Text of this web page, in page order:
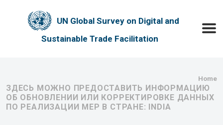
UN Global Survey on Digital and
Sustainable Trade Facilitation
Home
ЗДЕСЬ МОЖНО ПРЕДОСТАВИТЬ ИНФОРМАЦИЮ
ОБ ОБНОВЛЕНИИ ИЛИ КОРРЕКТИРОВКЕ ДАННЫХ
ПО РЕАЛИЗАЦИИ МЕР В СТРАНЕ: INDIA